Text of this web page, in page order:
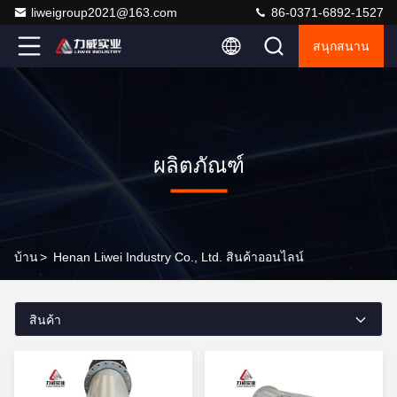
liweigroup2021@163.com 86-0371-6892-1527
สนุกสนาน
ผลิตภัณฑ์
บ้าน> Henan Liwei Industry Co., Ltd. สินค้าออนไลน์
สินค้า